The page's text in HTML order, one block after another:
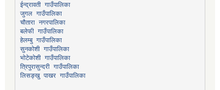
ईन्द्रावती गाउँपालिका
जुगल गाउँपालिका
चौतारा नगरपालिका
बलेफी गाउँपालिका
हेलम्बु गाउँपालिका
सुनकोशी गाउँपालिका
भोटेकोशी गाउँपालिका
त्रिपुरासुन्दरी गाउँपालिका
लिसङ्खु पाखर गाउँपालिका